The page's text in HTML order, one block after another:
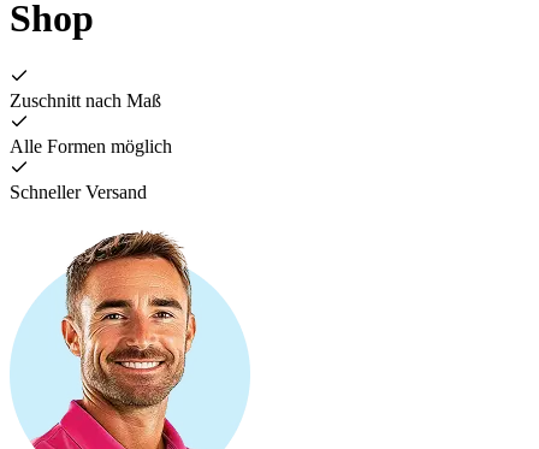
Shop
Zuschnitt nach Maß
Alle Formen möglich
Schneller Versand